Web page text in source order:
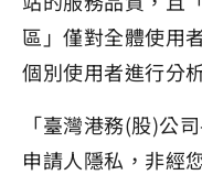
區」僅對全體使用
個別使用者進行分
「臺灣港務(股)公
申請人隱私，非經